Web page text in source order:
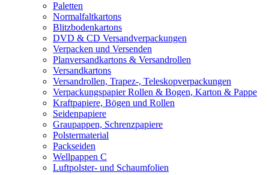
Paletten
Normalfaltkartons
Blitzbodenkartons
DVD & CD Versandverpackungen
Verpacken und Versenden
Planversandkartons & Versandrollen
Versandkartons
Versandrollen, Trapez-, Teleskopverpackungen
Verpackungspapier Rollen & Bogen, Karton & Pappe
Kraftpapiere, Bögen und Rollen
Seidenpapiere
Graupappen, Schrenzpapiere
Polstermaterial
Packseiden
Wellpappen C
Luftpolster- und Schaumfolien